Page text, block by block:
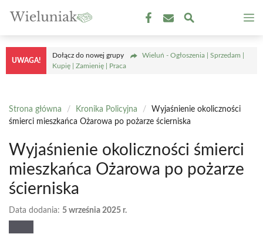
treści
UWAGA!
Dołącz do nowej grupy
Wieluń - Ogłoszenia | Sprzedam |
Kupię | Zamienię | Praca
Strona główna / Kronika Policyjna /
Wyjaśnienie okoliczności
śmierci mieszkańca Ożarowa po pożarze ścierniska
Wyjaśnienie okoliczności śmierci
mieszkańca Ożarowa po pożarze
ścierniska
Data dodania: 5 września 2025 r.